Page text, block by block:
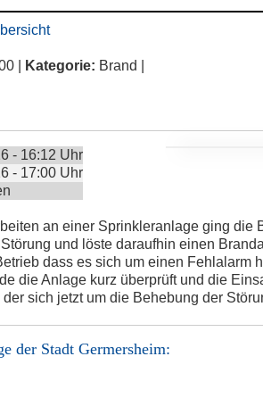
| Kategorie: Brand |
- 16:12 Uhr
- 17:00 Uhr
an einer Sprinkleranlage ging die
und löste daraufhin einen
dass es sich um einen Fehlalarm
die Anlage kurz überprüft und die
sich jetzt um die Behebung der
der Stadt Germersheim: